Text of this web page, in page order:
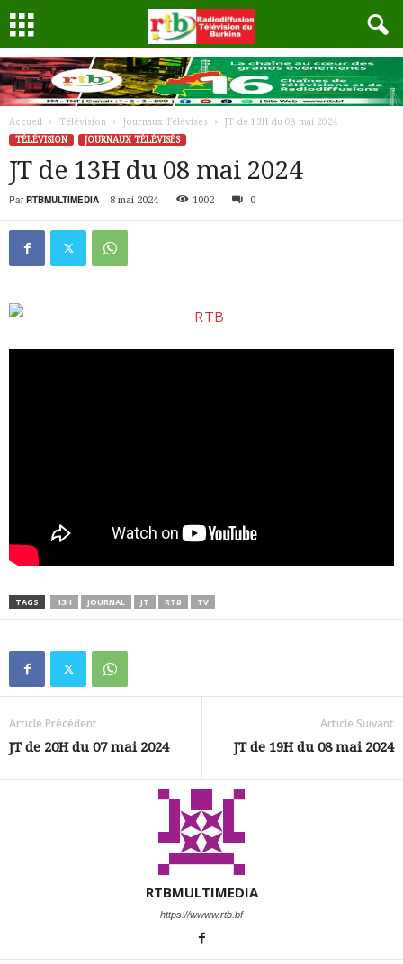
Accueil Télévision Journaux Télévisés
JT de 13H du 08 mai 2024
TÉLÉVISION
JOURNAUX TÉLÉVISÉS
JT de 13H du 08 mai 2024
Par RTBMULTIMEDIA - 8 mai 2024 1002 0
TAGS 13H JOURNAL JT RTB TV
Article Précédent
JT de 20H du 07 mai 2024
Article Suivant
JT de 19H du 08 mai 2024
RTBMULTIMEDIA
https://wwww.rtb.bf